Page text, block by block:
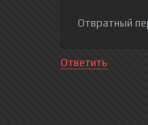
Отвратный
Ответить